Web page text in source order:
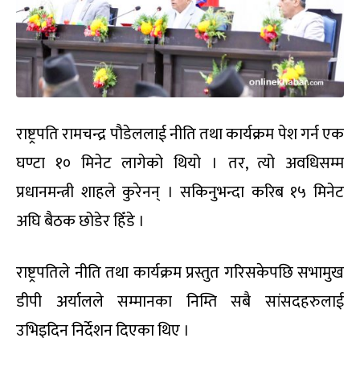
राष्ट्रपति रामचन्द्र पौडेललाई नीति तथा कार्यक्रम पेश गर्न एक
घण्टा १० मिनेट लागेको थियो । तर, त्यो अवधिसम्म
प्रधानमन्त्री शाहले कुरेनन् । सकिनुभन्दा करिब १५ मिनेट
अघि बैठक छोडेर हिँडे ।
राष्ट्रपतिले नीति तथा कार्यक्रम प्रस्तुत गरिसकेपछि सभामुख
डीपी अर्यालले सम्मानका निम्ति सबै सांसदहरुलाई
उभिइदिन निर्देशन दिएका थिए ।